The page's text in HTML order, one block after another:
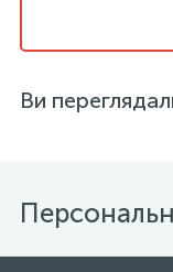
Ви